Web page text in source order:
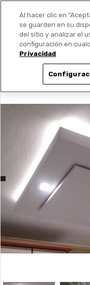
Al hacer clic en
se guarden en su
del sitio y analizar el
configuración en
Privacidad